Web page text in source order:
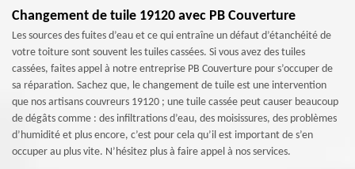
Changement de tuile 19120 avec PB Couverture
Les sources des fuites d’eau et ce qui entraîne un défaut d’étanchéité de
votre toiture sont souvent les tuiles cassées. Si vous avez des tuiles
cassées, faites appel à notre entreprise PB Couverture pour s’occuper de
sa réparation. Sachez que, le changement de tuile est une intervention
que nos artisans couvreurs 19120 ; une tuile cassée peut causer beaucoup
de dégâts comme : des infiltrations d’eau, des moisissures, des problèmes
d’humidité et plus encore, c’est pour cela qu’il est important de s’en
occuper au plus vite. N’hésitez plus à faire appel à nos services.